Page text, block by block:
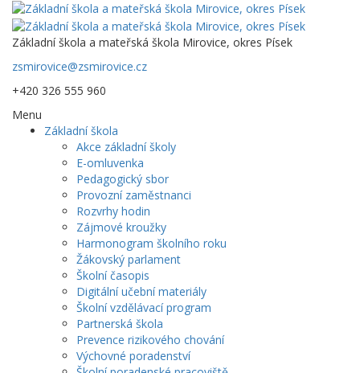
Základní škola a mateřská škola Mirovice, okres Písek
zsmirovice@zsmirovice.cz
+420 326 555 960
Menu
Základní škola
Akce základní školy
E-omluvenka
Pedagogický sbor
Provozní zaměstnanci
Rozvrhy hodin
Zájmové kroužky
Harmonogram školního roku
Žákovský parlament
Školní časopis
Digitální učební materiály
Školní vzdělávací program
Partnerská škola
Prevence rizikového chování
Výchovné poradenství